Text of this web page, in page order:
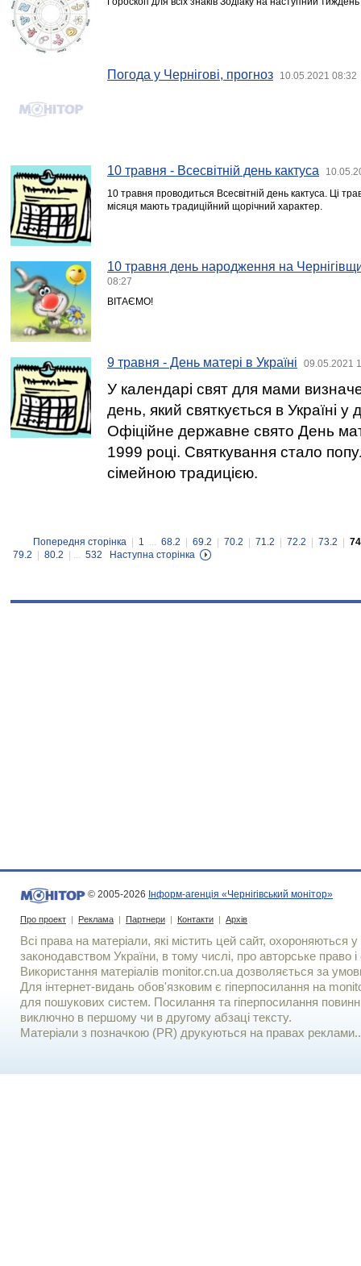
Погода у Чернігові, прогноз 10.05.2021 08:32
10 травня - Всесвітній день кактуса
10 травня проводиться Всесвітній день кактуса. Ці
місяця мають традиційний щорічний характер.
10 травня день народження на
08:27
ВІТАЄМО!
9 травня - День матері в Україні 09.05.2021
У календарі свят для мами
день, який святкується в Україні у
Офіційне державне свято День
1999 році. Святкування стало
сімейною традицією.
Попередня сторінка 1 ... 68.2 69.2 70.2 71.2 72.2 73.2
79.2
80.2 | ... 532 Наступна сторінка
© 2005-2026 Інформ-агенція «Чернігівський монітор»
Про проект | Реклама | Партнери | Контакти | Архів
Всі права на матеріали, які містить цей сайт, охороняються у
законодавством України, в тому числі, про авторське право і
Використання матерiалiв monitor.cn.ua дозволяється за
Для iнтернет-видань обов'язковим є гiперпосилання на
для пошукових систем. Посилання та гіперпосилання
виключно в першому чи в другому абзаці тексту.
Матеріали з позначкою (PR) друкуються на правах реклами..